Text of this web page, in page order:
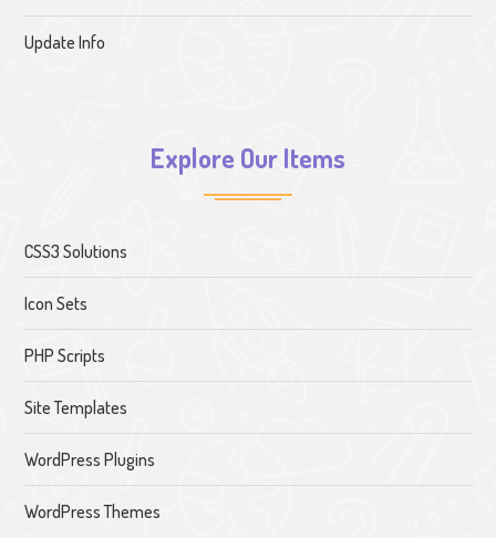
Update Info
Explore Our Items
CSS3 Solutions
Icon Sets
PHP Scripts
Site Templates
WordPress Plugins
WordPress Themes